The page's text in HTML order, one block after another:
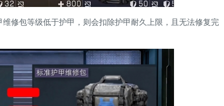
包等级低于护甲，则会扣除护甲耐久上限，且无法修复完